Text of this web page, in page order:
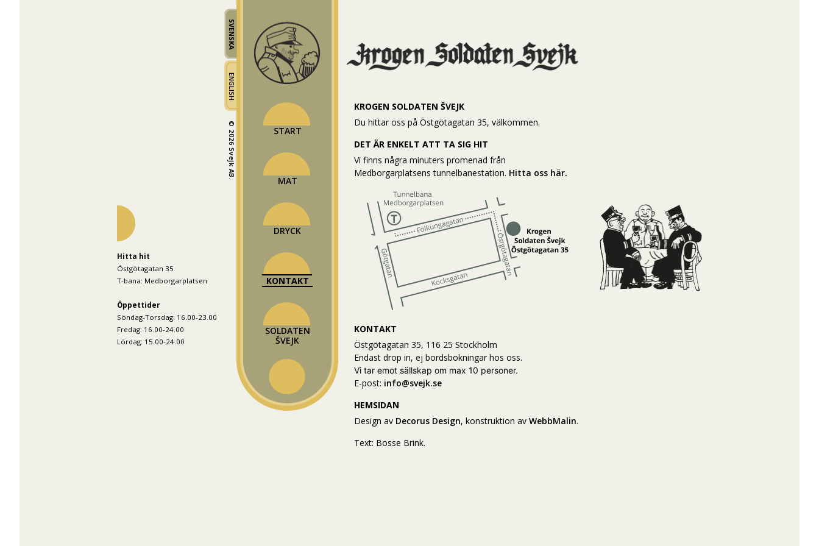
Hitta hit
Östgötagatan 35
T-bana: Medborgarplatsen
Öppettider
Söndag-Torsdag: 16.00-23.00
Fredag: 16.00-24.00
Lördag: 15.00-24.00
START
MAT
DRYCK
KONTAKT
SOLDATEN
ŠVEJK
SVENSKA
ENGLISH
© 2026 Svejk AB.
KROGEN SOLDATEN ŠVEJK
Du hittar oss på Östgötagatan 35, välkommen.
DET ÄR ENKELT ATT TA SIG HIT
Vi finns några minuters promenad från
Medborgarplatsens tunnelbanestation. Hitta oss här.
KONTAKT
Östgötagatan 35, 116 25 Stockholm
Endast drop in, ej bordsbokningar hos oss.
Vi tar emot sällskap om max 10 personer.
E-post: info@svejk.se
HEMSIDAN
Design av Decorus Design, konstruktion av WebbMalin.
Text: Bosse Brink.